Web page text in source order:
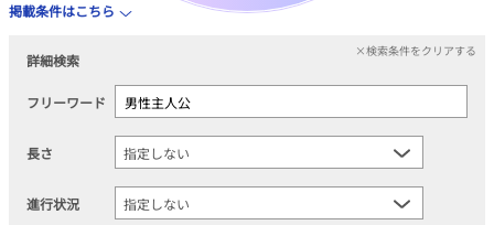
掲載条件はこちら
詳細検索
×検索条件をクリアする
フリーワード
長さ
進行状況